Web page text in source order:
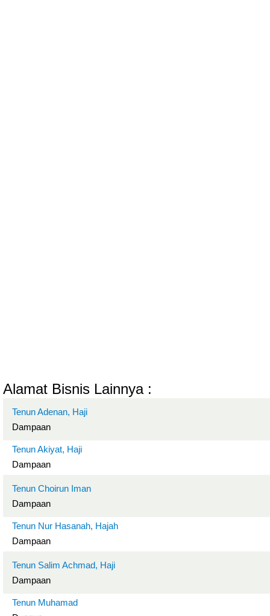
Alamat Bisnis Lainnya :
Tenun Adenan, Haji
Dampaan
Tenun Akiyat, Haji
Dampaan
Tenun Choirun Iman
Dampaan
Tenun Nur Hasanah, Hajah
Dampaan
Tenun Salim Achmad, Haji
Dampaan
Tenun Muhamad